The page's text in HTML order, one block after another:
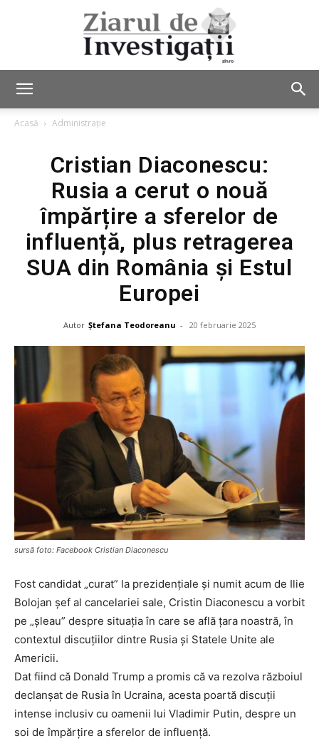
de
Acasă Administrație
Cristian Diaconescu:
Rusia a cerut o nouă
împărțire a sferelor de
influență, plus retragerea
SUA din România și Estul
Europei
Autor Ștefana Teodoreanu - 20 februarie 2025
sursă foto: Facebook Cristian Diaconescu
Fost candidat „curat” la prezidențiale și numit acum de Ilie
Bolojan șef al cancelariei sale, Cristin Diaconescu a vorbit
pe „șleau” despre situația în care se află țara noastră, în
contextul discuțiilor dintre Rusia și Statele Unite ale
Americii.
Dat fiind că Donald Trump a promis că va rezolva războiul
declanșat de Rusia în Ucraina, acesta poartă discuții
intense inclusiv cu oamenii lui Vladimir Putin, despre un
soi de împărțire a sferelor de influență.